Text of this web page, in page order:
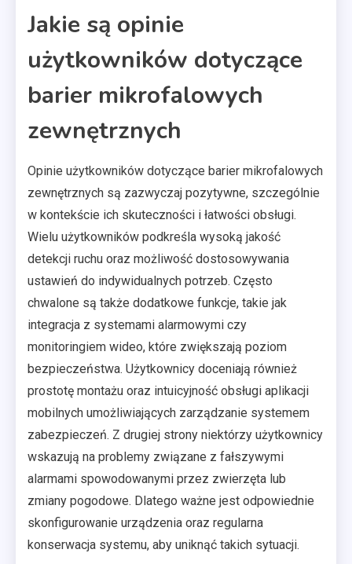
Jakie są opinie
użytkowników dotyczące
barier mikrofalowych
zewnętrznych
Opinie użytkowników dotyczące barier mikrofalowych
zewnętrznych są zazwyczaj pozytywne, szczególnie
w kontekście ich skuteczności i łatwości obsługi.
Wielu użytkowników podkreśla wysoką jakość
detekcji ruchu oraz możliwość dostosowywania
ustawień do indywidualnych potrzeb. Często
chwalone są także dodatkowe funkcje, takie jak
integracja z systemami alarmowymi czy
monitoringiem wideo, które zwiększają poziom
bezpieczeństwa. Użytkownicy doceniają również
prostotę montażu oraz intuicyjność obsługi aplikacji
mobilnych umożliwiających zarządzanie systemem
zabezpieczeń. Z drugiej strony niektórzy użytkownicy
wskazują na problemy związane z fałszywymi
alarmami spowodowanymi przez zwierzęta lub
zmiany pogodowe. Dlatego ważne jest odpowiednie
skonfigurowanie urządzenia oraz regularna
konserwacja systemu, aby uniknąć takich sytuacji.